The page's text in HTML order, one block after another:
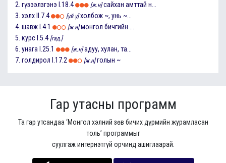
2. гүзээлзгэнэ I.18.4 [ж.н] сайхан амттай н...
3. хэлх II.7.4 [үй.ү] холбож ~, унь ~...
4. шавж I.4.1 [ж.н] монгол бичгийн ...
5. курс I.5.4 [гад.]
6. унага I.25.1 [ж.н] адуу, хулан, та...
7. голдирол I.17.2 [ж.н] голын ~
Гар утасны программ
Та гар утсандаа ‘Монгол хэлний зөв бичих дүрмийн журамласан
толь’ программыг
суулгаж интернэтгүй орчинд ашиглаарай.